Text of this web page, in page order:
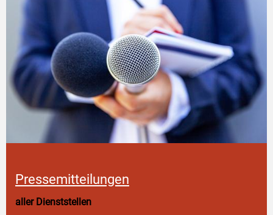
Pressemitteilungen
aller Dienststellen